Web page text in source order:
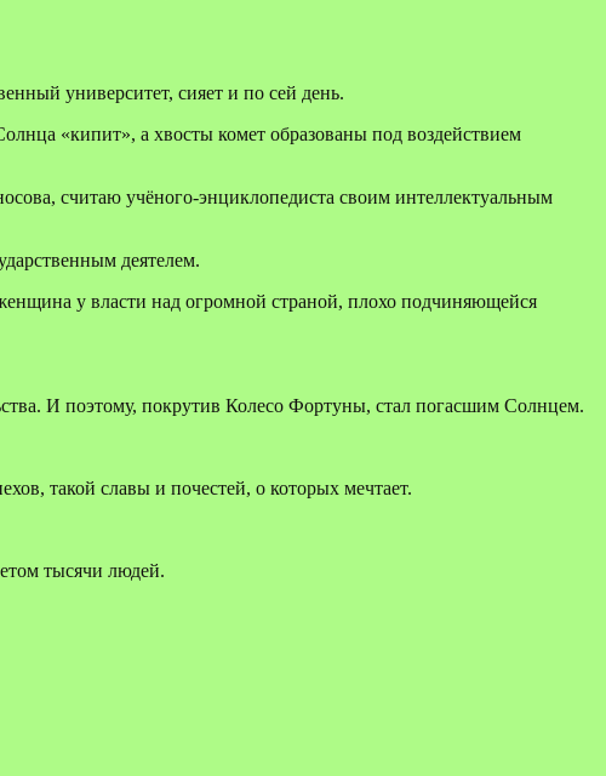
университет, сияет и по сей день.
«кипит», а хвосты комет образованы под воздействием
считаю учёного-энциклопедиста своим интеллектуальным
деятелем.
у власти над огромной страной, плохо подчиняющейся
И поэтому, покрутив Колесо Фортуны, стал погасшим Солнцем.
такой славы и почестей, о которых мечтает.
тысячи людей.